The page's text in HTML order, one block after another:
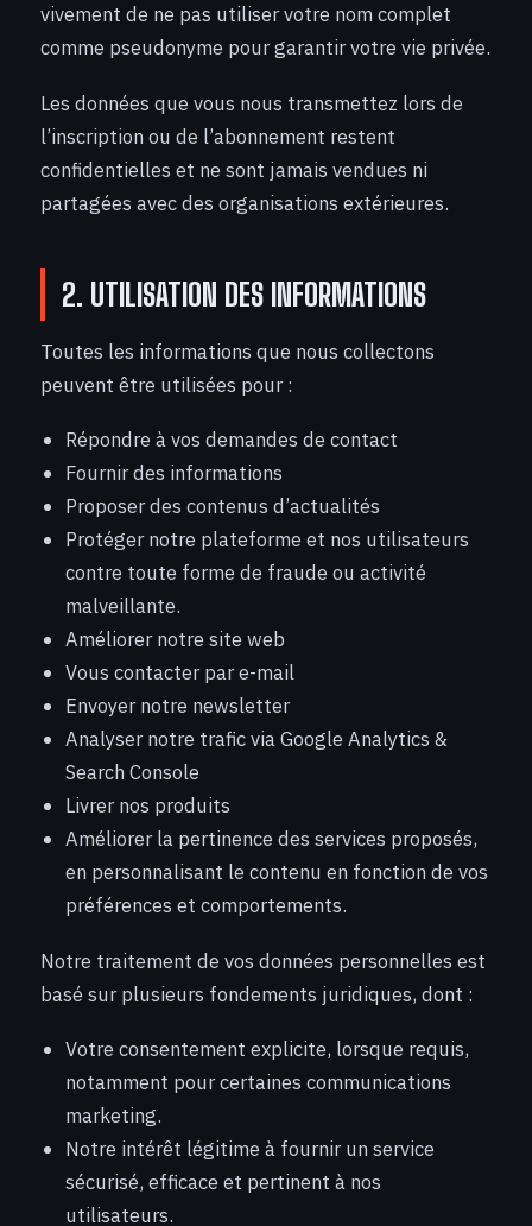
vivement de ne pas utiliser votre nom complet
comme pseudonyme pour garantir votre vie privée.
Les données que vous nous transmettez lors de
l’inscription ou de l’abonnement restent
confidentielles et ne sont jamais vendues ni
partagées avec des organisations extérieures.
2. UTILISATION DES INFORMATIONS
Toutes les informations que nous collectons
peuvent être utilisées pour :
Répondre à vos demandes de contact
Fournir des informations
Proposer des contenus d’actualités
Protéger notre plateforme et nos utilisateurs
contre toute forme de fraude ou activité
malveillante.
Améliorer notre site web
Vous contacter par e-mail
Envoyer notre newsletter
Analyser notre trafic via Google Analytics &
Search Console
Livrer nos produits
Améliorer la pertinence des services proposés,
en personnalisant le contenu en fonction de vos
préférences et comportements.
Notre traitement de vos données personnelles est
basé sur plusieurs fondements juridiques, dont :
Votre consentement explicite, lorsque requis,
notamment pour certaines communications
marketing.
Notre intérêt légitime à fournir un service
sécurisé, efficace et pertinent à nos
utilisateurs.